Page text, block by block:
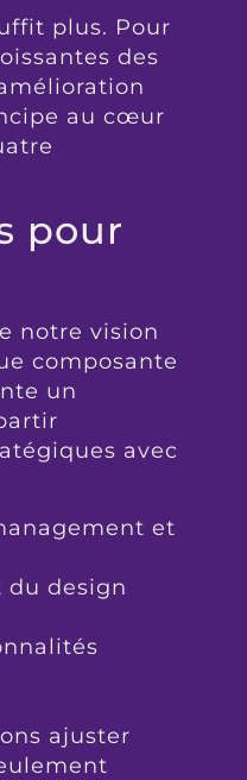
plus. Pour
des
au cœur
pour
notre vision
composante
un
avec
et
du design
ajuster